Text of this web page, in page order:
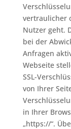
vertraulicher
Nutzer geht.
bei der
Anfragen
Webseite
SSL-
von Ihrer
in Ihrer
„https://“.